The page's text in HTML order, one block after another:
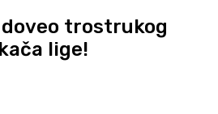
doveo trostrukog
lige!